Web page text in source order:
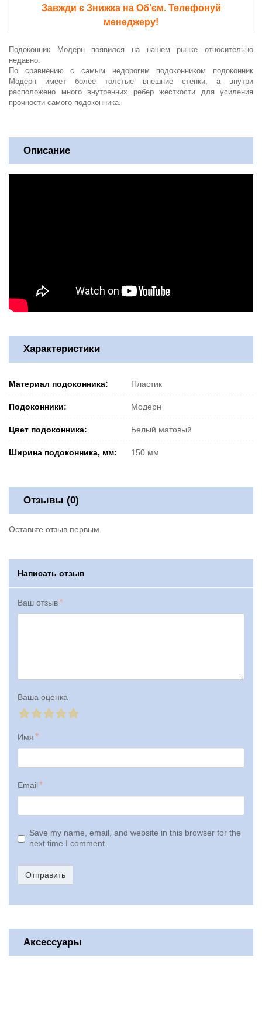
Завжди є Знижка на Об’єм. Телефонуй
менеджеру!
Подоконник Модерн появился на нашем рынке относительно
недавно.
По сравнению с самым недорогим подоконником подоконник
Модерн имеет более толстые внешние стенки, а внутри
расположено много внутренних ребер жесткости для усиления
прочности самого подоконника.
Описание
Характеристики
Материал подоконника: Пластик
Подоконники: Модерн
Цвет подоконника: Белый матовый
Ширина подоконника, мм: 150 мм
Отзывы (0)
Оставьте отзыв первым.
Написать отзыв
Ваш отзыв
Ваша оценка
Имя
Email
Save my name, email, and website in this browser for the
next time I comment.
Отправить
Аксессуары